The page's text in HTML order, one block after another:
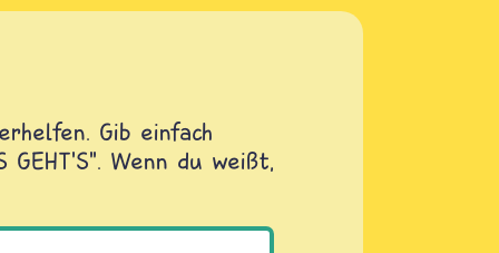
Gib einfach
Wenn du weißt,